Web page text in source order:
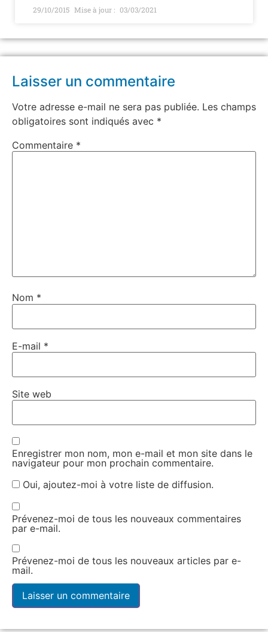
29/10/2015 03/03/2021
Laisser un commentaire
Votre adresse e-mail ne sera pas publiée. Les champs
obligatoires sont indiqués avec *
Commentaire *
Nom *
E-mail *
Site web
Enregistrer mon nom, mon e-mail et mon site dans le
navigateur pour mon prochain commentaire.
Oui, ajoutez-moi à votre liste de diffusion.
Prévenez-moi de tous les nouveaux commentaires
par e-mail.
Prévenez-moi de tous les nouveaux articles par e-
mail.